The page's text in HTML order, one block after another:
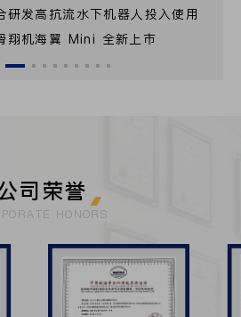
发高抗流水下机器人投入使用
机海翼 Mini 全新上市
司荣誉
HONORS